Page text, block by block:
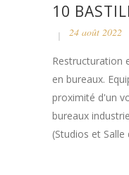
10
24 août 2022
Restructuration
en bureaux.
proximité d'un
bureaux
(Studios et